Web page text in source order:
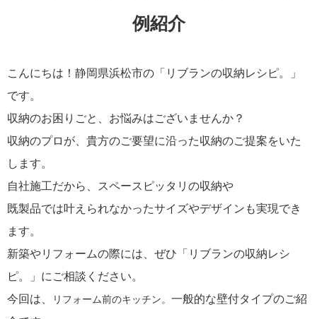
例紹介
こんにちは！静岡県浜松市の「リブランの収納レシピ。」
です。
収納のお困りごと、お悩みはございませんか？
収納のプロが、貴方のご要望に沿った収納のご提案をいた
します。
自社施工だから、スペースピッタリの収納や
既製品では叶えられなかったサイズやデザインも実現でき
ます。
新築やリフォームの際には、ぜひ「リブランの収納レシ
ピ。」にご相談ください。
今回は、
リフォーム前のキッチン。 一般的な壁付タイプのご紹